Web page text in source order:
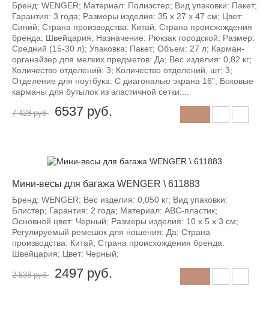
Бренд: WENGER; Материал: Полиэстер; Вид упаковки: Пакет;
Гарантия: 3 года; Размеры изделия: 35 x 27 x 47 см; Цвет:
Синий; Страна производства: Китай; Страна происхождения
бренда: Швейцария; Назначение: Рюкзак городской; Размер:
Средний (15-30 л); Упаковка: Пакет; Объем: 27 л; Карман-
органайзер для мелких предметов: Да; Вес изделия: 0,82 кг;
Количество отделений: 3; Количество отделений, шт: 3;
Отделение для ноутбука: С диагональю экрана 16”; Боковые
карманы для бутылок из эластичной сетки:...
7 428 руб 6537 руб.
Мини-весы для багажа WENGER \ 611883
Бренд: WENGER; Вес изделия: 0,050 кг; Вид упаковки:
Блистер; Гарантия: 2 года; Материал: ABC-пластик;
Основной цвет: Черный; Размеры изделия: 10 х 5 х 3 см;
Регулируемый ремешок для ношения: Да; Страна
производства: Китай; Страна происхождения бренда:
Швейцария; Цвет: Черный;
2 838 руб 2497 руб.